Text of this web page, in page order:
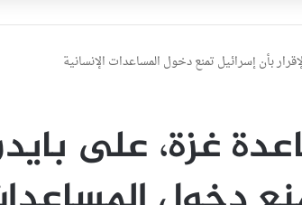
بأن إسرائيل تمنع دخول المساعدات الإنسانية
غزة، على